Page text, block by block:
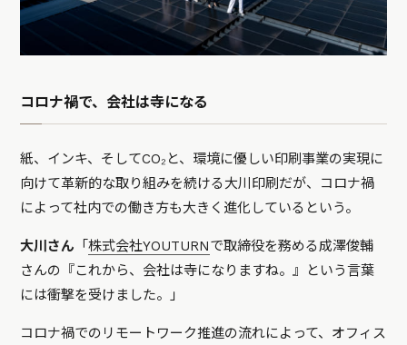
コロナ禍で、会社は寺になる
紙、インキ、そしてCO₂と、環境に優しい印刷事業の実現に
向けて革新的な取り組みを続ける大川印刷だが、コロナ禍
によって社内での働き方も大きく進化しているという。
大川さん 「株式会社YOUTURNで取締役を務める成澤俊輔
さんの『これから、会社は寺になりますね。』という言葉
には衝撃を受けました。」
コロナ禍でのリモートワーク推進の流れによって、オフィス